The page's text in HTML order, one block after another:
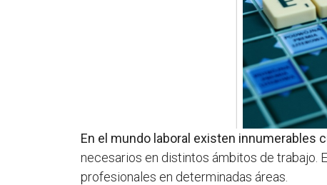
En el mundo laboral existen innumerables
necesarios en distintos ámbitos de trabajo.
profesionales en determinadas áreas.